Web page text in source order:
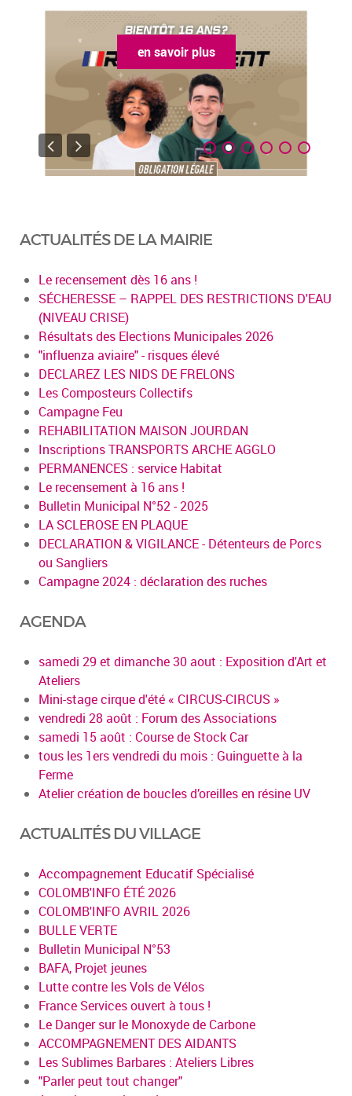
en savoir plus
ACTUALITÉS DE LA MAIRIE
Le recensement dès 16 ans !
SÉCHERESSE – RAPPEL DES RESTRICTIONS D'EAU
(NIVEAU CRISE)
Résultats des Elections Municipales 2026
"influenza aviaire" - risques élevé
DECLAREZ LES NIDS DE FRELONS
Les Composteurs Collectifs
Campagne Feu
REHABILITATION MAISON JOURDAN
Inscriptions TRANSPORTS ARCHE AGGLO
PERMANENCES : service Habitat
Le recensement à 16 ans !
Bulletin Municipal N°52 - 2025
LA SCLEROSE EN PLAQUE
DECLARATION & VIGILANCE - Détenteurs de Porcs
ou Sangliers
Campagne 2024 : déclaration des ruches
AGENDA
samedi 29 et dimanche 30 aout : Exposition d'Art et
Ateliers
Mini-stage cirque d'été « CIRCUS-CIRCUS »
vendredi 28 août : Forum des Associations
samedi 15 août : Course de Stock Car
tous les 1ers vendredi du mois : Guinguette à la
Ferme
Atelier création de boucles d’oreilles en résine UV
ACTUALITÉS DU VILLAGE
Accompagnement Educatif Spécialisé
COLOMB'INFO ÉTÉ 2026
COLOMB'INFO AVRIL 2026
BULLE VERTE
Bulletin Municipal N°53
BAFA, Projet jeunes
Lutte contre les Vols de Vélos
France Services ouvert à tous !
Le Danger sur le Monoxyde de Carbone
ACCOMPAGNEMENT DES AIDANTS
Les Sublimes Barbares : Ateliers Libres
"Parler peut tout changer"